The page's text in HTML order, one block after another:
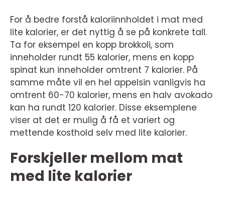
For å bedre forstå kaloriinnholdet i mat med
lite kalorier, er det nyttig å se på konkrete tall.
Ta for eksempel en kopp brokkoli, som
inneholder rundt 55 kalorier, mens en kopp
spinat kun inneholder omtrent 7 kalorier. På
samme måte vil en hel appelsin vanligvis ha
omtrent 60-70 kalorier, mens en halv avokado
kan ha rundt 120 kalorier. Disse eksemplene
viser at det er mulig å få et variert og
mettende kosthold selv med lite kalorier.
Forskjeller mellom mat
med lite kalorier